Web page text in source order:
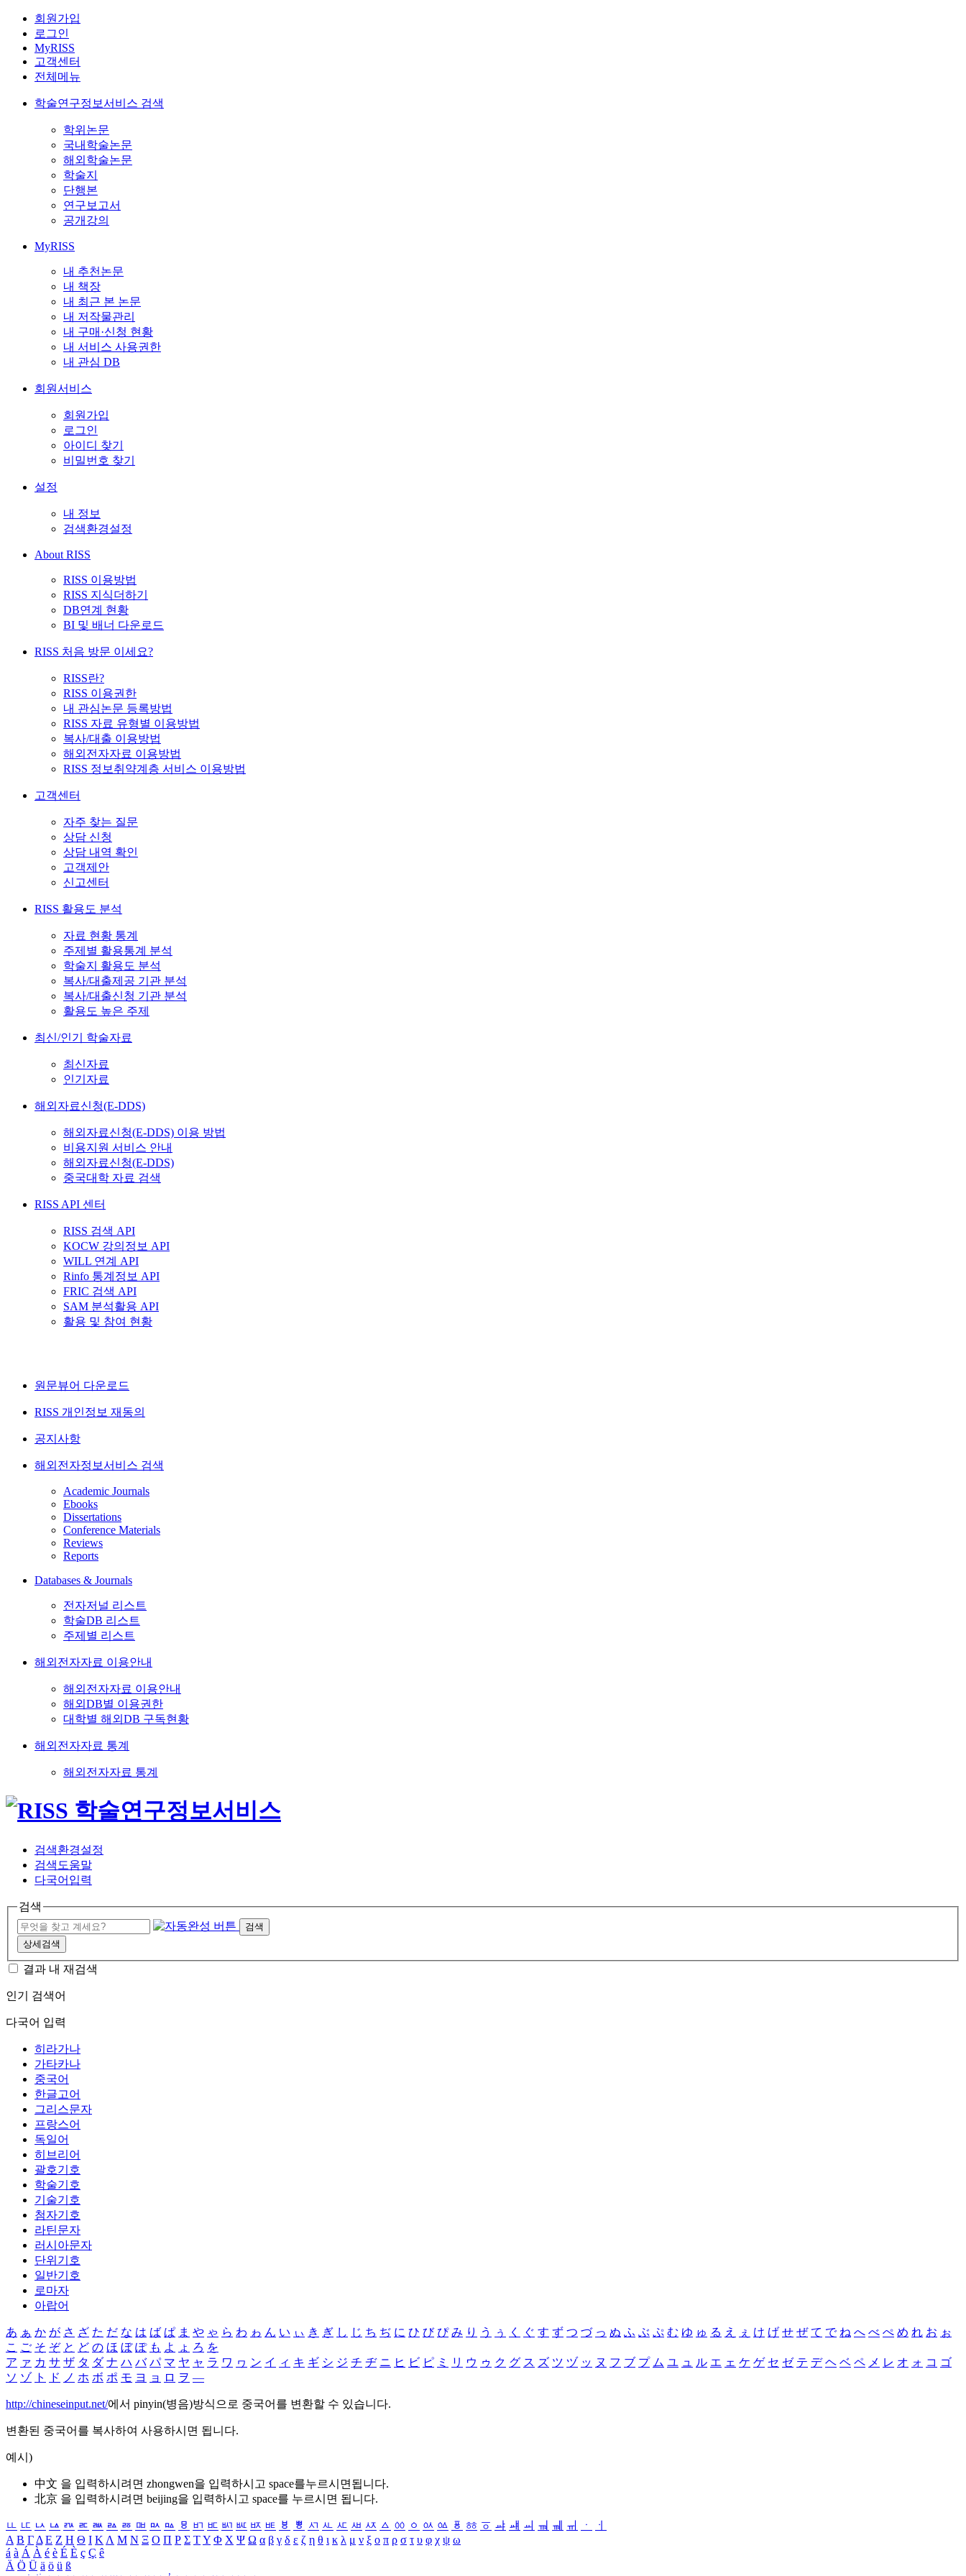
회원가입
로그인
MyRISS
고객센터
전체메뉴
학술연구정보서비스 검색
학위논문
국내학술논문
해외학술논문
학술지
단행본
연구보고서
공개강의
MyRISS
내 추천논문
내 책장
내 최근 본 논문
내 저작물관리
내 구매·신청 현황
내 서비스 사용권한
내 관심 DB
회원서비스
회원가입
로그인
아이디 찾기
비밀번호 찾기
설정
내 정보
검색환경설정
About RISS
RISS 이용방법
RISS 지식더하기
DB연계 현황
BI 및 배너 다운로드
RISS 처음 방문 이세요?
RISS란?
RISS 이용권한
내 관심논문 등록방법
RISS 자료 유형별 이용방법
복사/대출 이용방법
해외전자자료 이용방법
RISS 정보취약계층 서비스 이용방법
고객센터
자주 찾는 질문
상담 신청
상담 내역 확인
고객제안
신고센터
RISS 활용도 분석
자료 현황 통계
주제별 활용통계 분석
학술지 활용도 분석
복사/대출제공 기관 분석
복사/대출신청 기관 분석
활용도 높은 주제
최신/인기 학술자료
최신자료
인기자료
해외자료신청(E-DDS)
해외자료신청(E-DDS) 이용 방법
비용지원 서비스 안내
해외자료신청(E-DDS)
중국대학 자료 검색
RISS API 센터
RISS 검색 API
KOCW 강의정보 API
WILL 연계 API
Rinfo 통계정보 API
FRIC 검색 API
SAM 분석활용 API
활용 및 참여 현황
원문뷰어 다운로드
RISS 개인정보 재동의
공지사항
해외전자정보서비스 검색
Academic Journals
Ebooks
Dissertations
Conference Materials
Reviews
Reports
Databases & Journals
전자저널 리스트
학술DB 리스트
주제별 리스트
해외전자자료 이용안내
해외전자자료 이용안내
해외DB별 이용권한
대학별 해외DB 구독현황
해외전자자료 통계
해외전자자료 통계
검색환경설정
검색도움말
다국어입력
검색
검색
상세검색
결과 내 재검색
인기 검색어
다국어 입력
히라가나
가타카나
중국어
한글고어
그리스문자
프랑스어
독일어
히브리어
괄호기호
학술기호
기술기호
첨자기호
라틴문자
러시아문자
단위기호
일반기호
로마자
아랍어
あ ぁ か が さ ざ た だ な は ば ぱ ま や ゃ ら わ ゎ ん い ぃ き ぎ し じ ち ぢ に ひ び ぴ み り う ぅ く ぐ す ず つ づ っ ぬ ふ ぶ ぷ む ゆ ゅ る え ぇ け げ せ ぜ て で ね へ べ ぺ め れ お ぉ
こ ご そ ぞ と ど の ほ ぼ ぽ も よ ょ ろ を
ア ァ カ サ ザ タ ダ ナ ハ バ パ マ ヤ ャ ラ ワ ヮ ン イ ィ キ ギ シ ジ チ ヂ ニ ヒ ビ ピ ミ リ ウ ゥ ク グ ス ズ ツ ヅ ッ ヌ フ ブ プ ム ユ ュ ル エ ェ ケ ゲ セ ゼ テ デ ヘ ベ ペ メ レ オ ォ コ ゴ
ソ ゾ ト ド ノ ホ ボ ポ モ ヨ ョ ロ ヲ ―
http://chineseinput.net/에서 pinyin(병음)방식으로 중국어를 변환할 수 있습니다.
변환된 중국어를 복사하여 사용하시면 됩니다.
예시)
中文 을 입력하시려면 zhongwen을 입력하시고 space를누르시면됩니다.
北京 을 입력하시려면 beijing을 입력하시고 space를 누르시면 됩니다.
ㅥ ㅦ ㅧ ㅨ ㅩ ㅪ ㅫ ㅬ ㅭ ㅮ ㅯ ㅰ ㅱ ㅲ ㅳ ㅴ ㅵ ㅶ ㅷ ㅸ ㅹ ㅺ ㅻ ㅼ ㅽ ㅾ ㅿ ㆀ ㆁ ㆂ ㆃ ㆄ ㆅ ㆆ ㆇ ㆈ ㆉ ㆊ ㆋ ㆌ ㆍ
ㆎ
Α Β ΓΔ Ε Ζ Η Θ Ι ΚΛ Μ Ν Ξ Ο Π Ρ Σ ΤΥ Φ Χ Ψ Ω α β γ δ ε ζ η θ ι κ λ μ ν ξ ο π ρ σ τ υ φ χ ψ ω
á à Á À é è É È ç Ç ê
Ä Ö Ü ä ö ü ß